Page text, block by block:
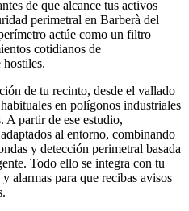
de que alcance tus activos
perimetral en Barberà del
actúe como un filtro
cotidianos de
hostiles.
de tu recinto, desde el vallado
en polígonos industriales
A partir de ese estudio,
al entorno, combinando
y detección perimetral basada
Todo ello se integra con tu
alarmas para que recibas avisos